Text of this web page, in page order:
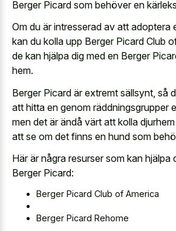
Berger Picard som behöver en
Om du är intresserad av att adoptera
kan du kolla upp Berger Picard Club
de kan hjälpa dig med en Berger
hem.
Berger Picard är extremt sällsynt, så
att hitta en genom räddningsgrupper
men det är ändå värt att kolla
att se om det finns en hund som
Här är några resurser som kan hjälpa
Berger Picard:
Berger Picard Club of America
Berger Picard Rehome